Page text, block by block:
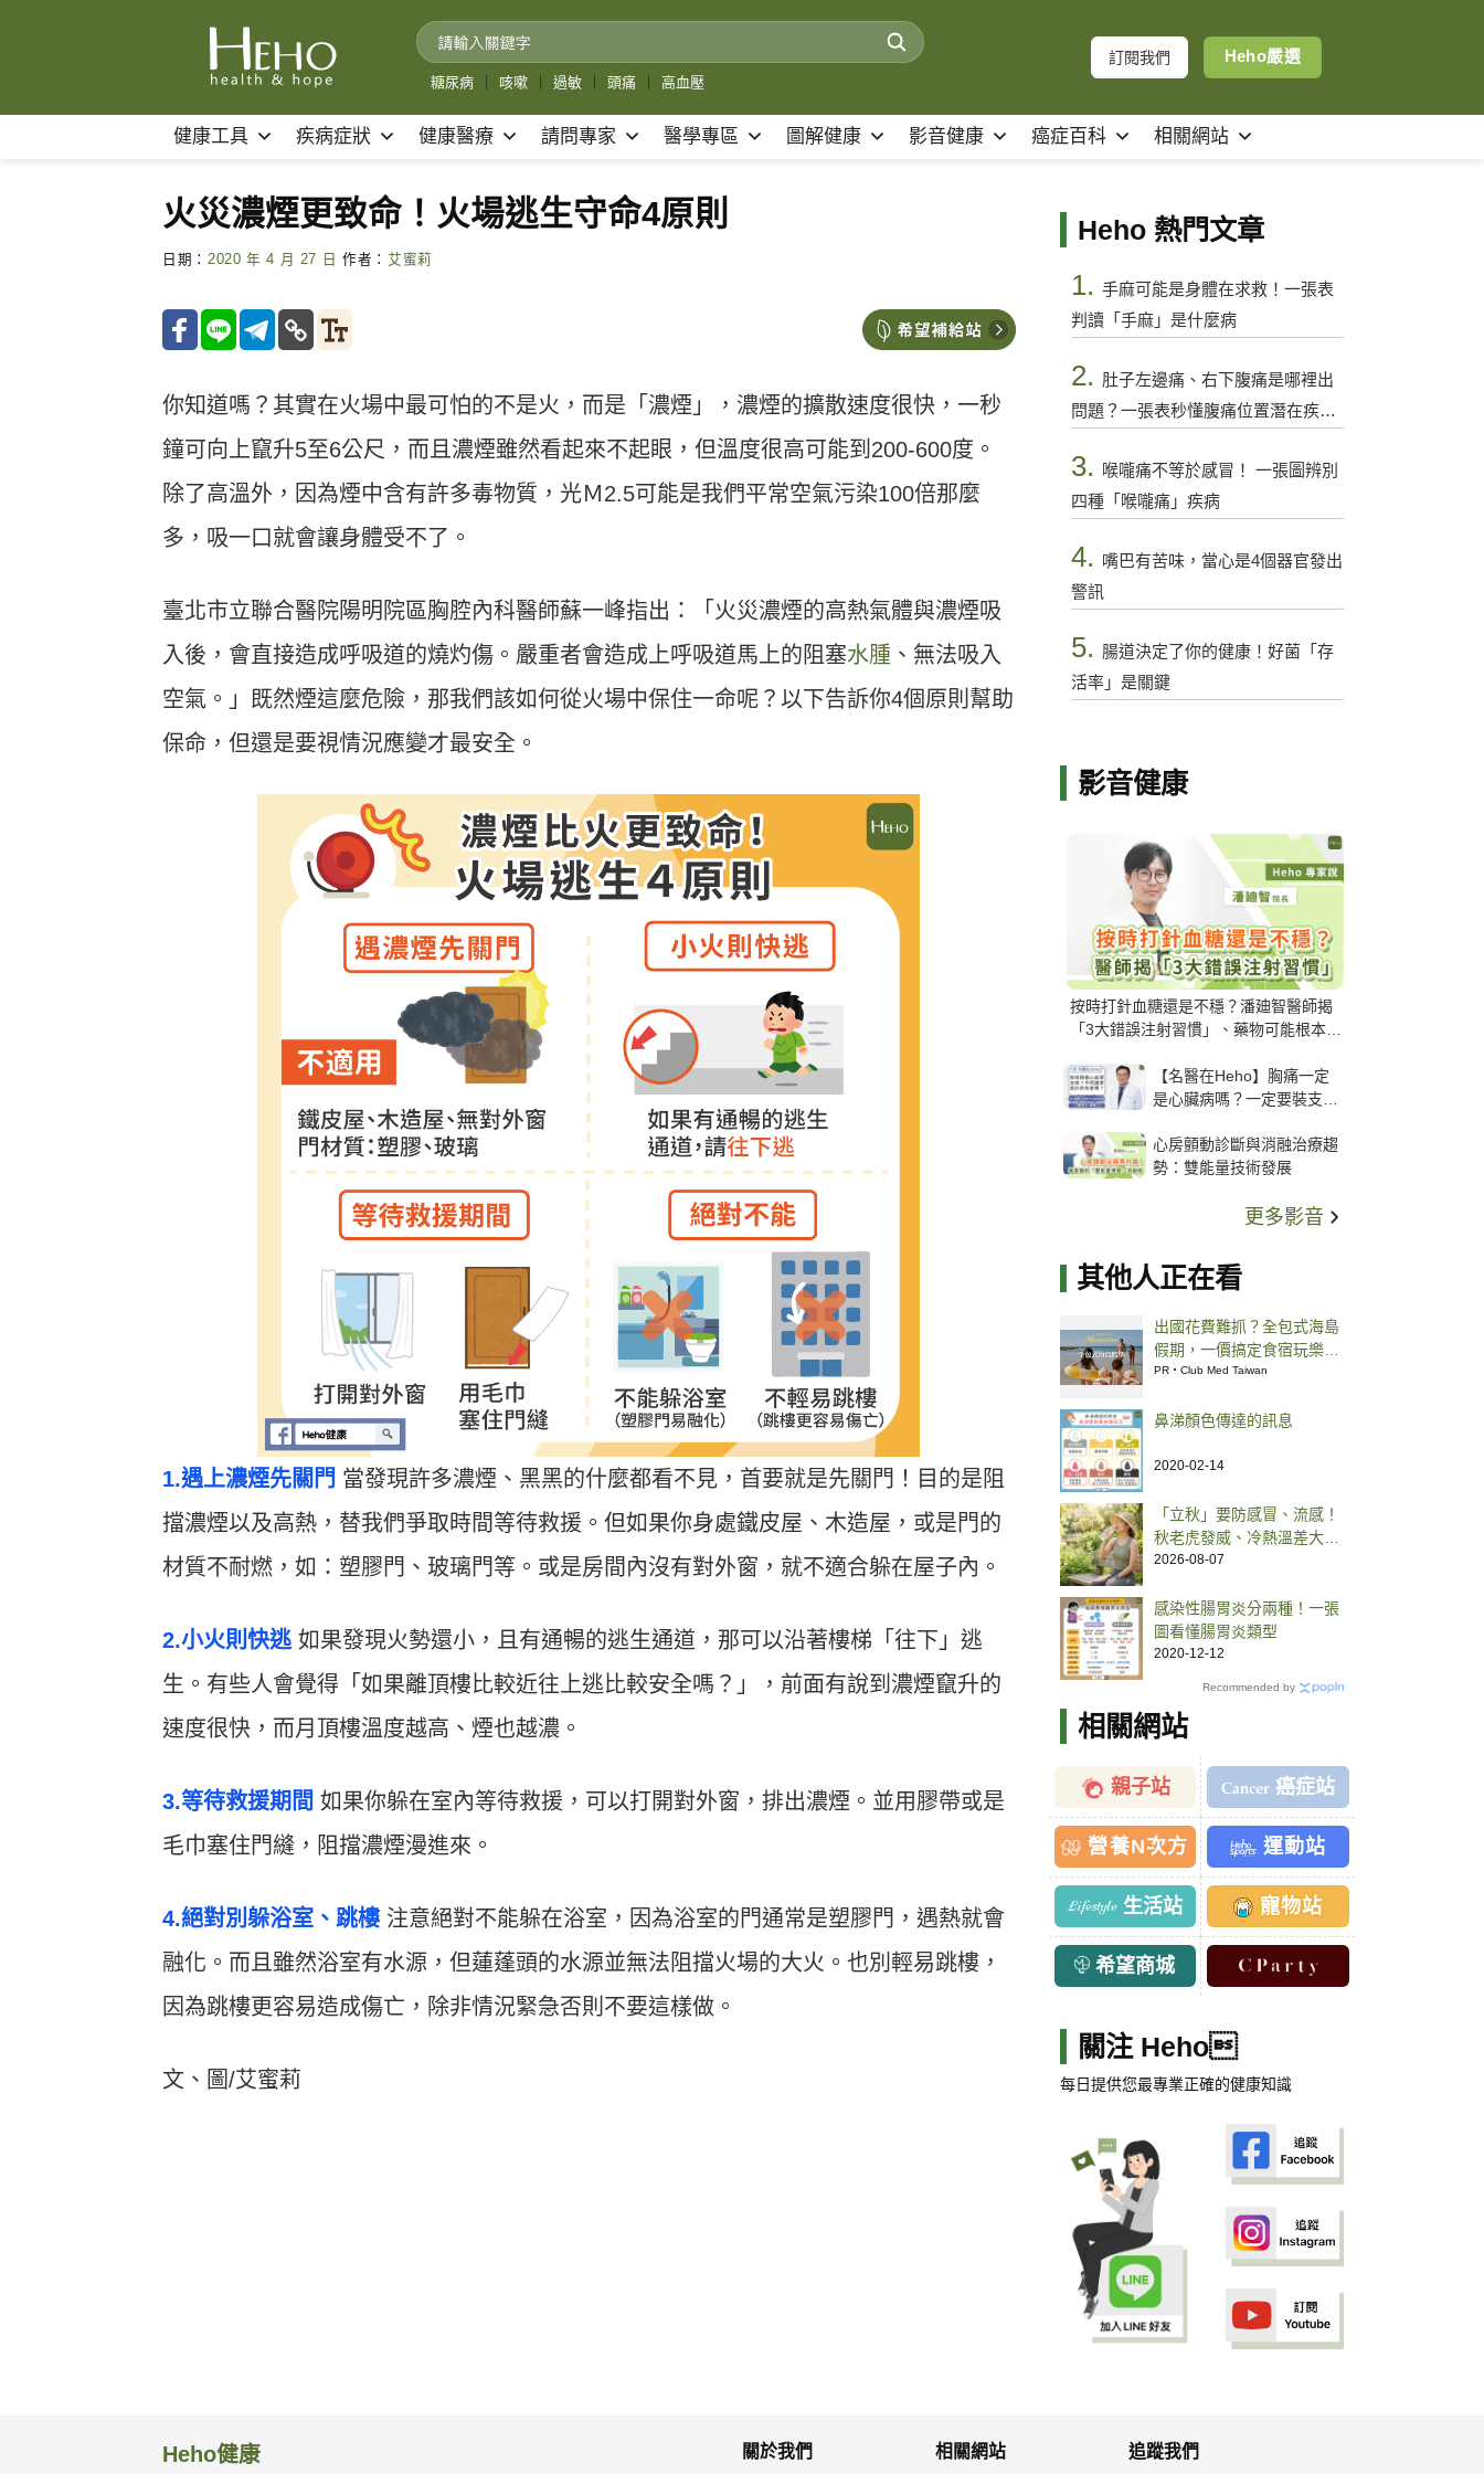
糖尿病 咳嗽 過敏 頭痛 高血壓
訂閱我們 Heho嚴選
健康工具 疾病症狀 健康醫療 請問專家 醫學專區 圖解健康 影音健康 癌症百科 相關網站
火災濃煙更致命！火場逃生守命4原則
日期： 2020 年 4 月 27 日 作者： 艾蜜莉
你知道嗎？其實在火場中最可怕的不是火，而是「濃煙」，濃煙的擴散速度很快，一秒
鐘可向上竄升5至6公尺，而且濃煙雖然看起來不起眼，但溫度很高可能到200-600度。
除了高溫外，因為煙中含有許多毒物質，光Ｍ 2.5可能是我們平常空氣污染100倍那麼
多，吸一口就會讓身體受不了。
臺北市立聯合醫院陽明院區胸腔內科醫師蘇一峰指出：「火災濃煙的高熱氣體與濃煙吸
入後，會直接造成呼吸道的燒灼傷。嚴重者會造成上呼吸道馬上的阻塞水腫 、無法吸入
空氣。」既然煙這麼危險，那我們該如何從火場中保住一命呢？以下告訴你4個原則幫助
保命，但還是要視情況應變才最安全。
1.遇上濃煙先關門 當發現許多濃煙、黑黑的什麼都看不見，首要就是先關門！目的是阻
擋濃煙以及高熱，替我們爭取時間等待救援。但如果你身處鐵皮屋、木造屋，或是門的
材質不耐燃，如：塑膠門、玻璃門等。或是房間內沒有對外窗，就不適合躲在屋子內。
2.小火則快逃如果發現火勢還小，且有通暢的逃生通道，那可以沿著樓梯「往下」逃
生。有些人會覺得「如果離頂樓比較近往上逃比較安全嗎？」，前面有說到濃煙竄升的
速度很快，而月頂樓溫度越高、煙也越濃。
3.等待救援期間 如果你躲在室內等待救援，可以打開對外窗，排出濃煙。並用膠帶或是
毛巾塞住門縫，阻擋濃煙漫進來。
4.絕對別躲浴室、跳樓 注意絕對不能躲在浴室，因為浴室的門通常是塑膠門，遇熱就會
融化。而且雖然浴室有水源，但蓮蓬頭的水源並無法阻擋火場的大火。也別輕易跳樓，
因為跳樓更容易造成傷亡，除非情況緊急否則不要這樣做。
文、圖/艾蜜莉
Heho 熱門文章
1. 手麻可能是身體在求救！一張表
判讀「手麻」是什麼病
2. 肚子左邊痛、右下腹痛是哪裡出
問題？一張表秒懂腹痛位置潛在疾病
3.
喉嚨痛不等於感冒！ 一張圖辨別
四種「喉嚨痛」疾病
4. 嘴巴有苦味，當心是4個器官發出
警訊
5. 腸道決定了你的健康！好菌「存
活率」是關鍵
影音健康
按時打針血糖還是不穩？潘廸智醫師揭
「3大錯誤注射習慣」、藥物可能根本沒
【名醫在Heho】胸痛一定
是心臟病嗎？一定要裝支
解析支架種類、風險與選擇
關鍵
心房顫動診斷與消融治療趨
勢：雙能量技術發展
更多影音
其他人正在看
出國花費難抓？全包式海島
假期，一價搞定食宿玩樂，
省錢更省心！
PR・Club Med Taiwan
鼻涕顏色傳達的訊息
2020-02-14
「立秋」要防感冒、流感！
秋老虎發威、冷熱溫差大，
中醫推預防 5 方法
2026-08-07
感染性腸胃炎分兩種！一張
圖看懂腸胃炎類型
2020-12-12
Recommended by
相關網站
親子站 癌症站
營養N次方 運動站
生活站 寵物站
希望商城
關注 Heho
每日提供您最專業正確的健康知識
Heho健康 關於我們 相關網站 追蹤我們